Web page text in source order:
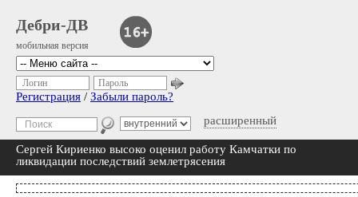
Дебри-ДВ
мобильная версия
расширенный
Логин Пароль
Регистрация / Забыли пароль?
Сергей Кириенко высоко оценил работу Камчатки по
ликвидации последствий землетрясения